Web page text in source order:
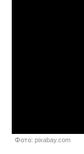
Фото: pixabay.com